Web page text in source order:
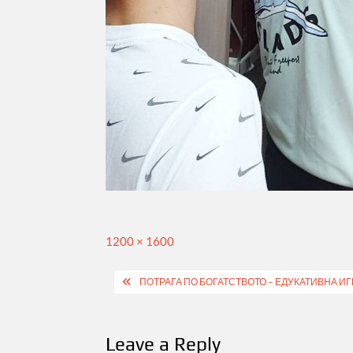
Full
1200 × 1600
PostПОТРАГА ПО БОГАТСТВОТО – ЕДУКАТИВНА
Leave a Reply